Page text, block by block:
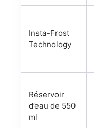
Insta-Frost
Technology
Réservoir
d’eau de 550
ml